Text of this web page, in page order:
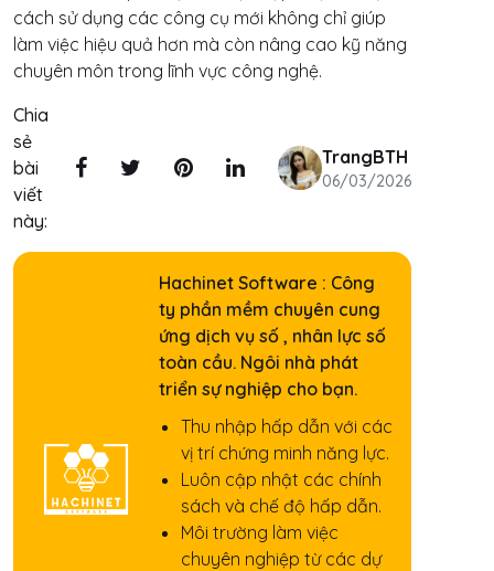
cách sử dụng các công cụ mới không chỉ giúp
làm việc hiệu quả hơn mà còn nâng cao kỹ năng
chuyên môn trong lĩnh vực công nghệ.
Chia
sẻ
bài
viết
này:
TrangBTH
06/03/2026
Hachinet Software : Công
ty phần mềm chuyên cung
ứng dịch vụ số , nhân lực số
toàn cầu. Ngôi nhà phát
triển sự nghiệp cho bạn.
Thu nhập hấp dẫn với các
vị trí chứng minh năng lực.
Luôn cập nhật các chính
sách và chế độ hấp dẫn.
Môi trường làm việc
chuyên nghiệp từ các dự